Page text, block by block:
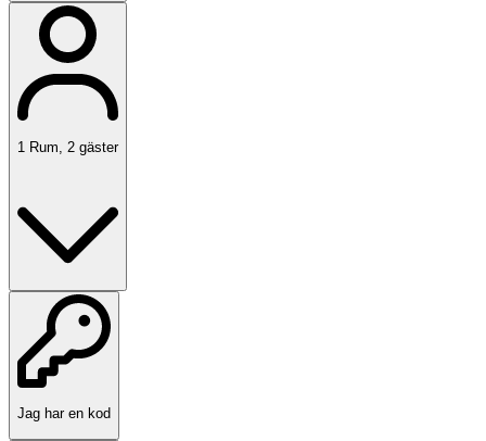
1 Rum 2 gäster
Jag har en kod